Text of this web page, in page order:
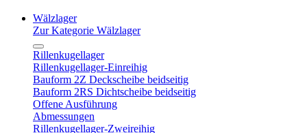
Wälzlager
Zur Kategorie Wälzlager
Rillenkugellager
Rillenkugellager-Einreihig
Bauform 2Z Deckscheibe beidseitig
Bauform 2RS Dichtscheibe beidseitig
Offene Ausführung
Abmessungen
Rillenkugellager-Zweireihig